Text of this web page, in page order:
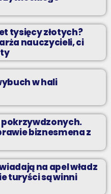
tysięcy złotych?
nauczycieli, ci
w hali
pokrzywdzonych.
biznesmena z
na apel władz
turyści są winni